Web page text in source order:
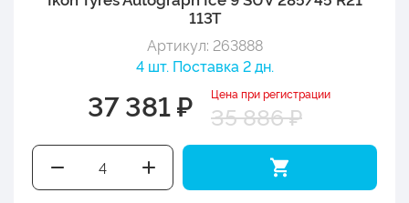
113T
Артикул: 263888
4 шт. Поставка 2 дн.
37 381 ₽ Цена при регистрации
35 886 ₽